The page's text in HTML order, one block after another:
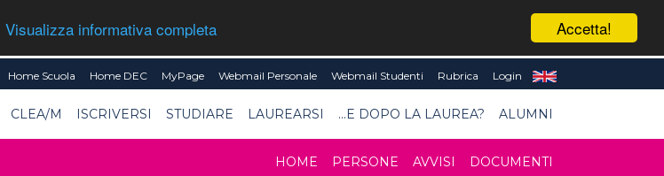
Accetta!
Visualizza informativa completa
Home Scuola Home DEC MyPage Webmail Personale Webmail Studenti Rubrica Login
CLEA/M ISCRIVERSI STUDIARE LAUREARSI ...E DOPO LA LAUREA? ALUMNI
HOME PERSONE AVVISI DOCUMENTI